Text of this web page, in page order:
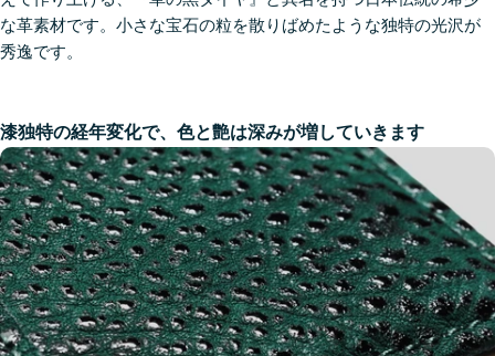
な革素材です。小さな宝石の粒を散りばめたような独特の光沢が
秀逸です。
漆独特の経年変化で、色と艶は深みが増していきます